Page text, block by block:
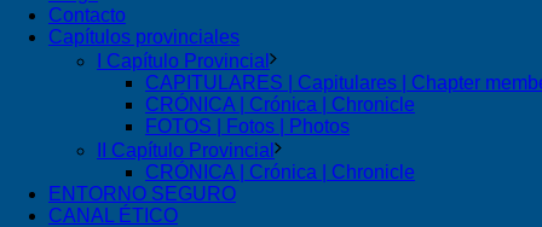
Contacto
Capítulos provinciales
I Capítulo Provincial
CAPITULARES | Capitulares | Chapter
CRÓNICA | Crónica | Chronicle
FOTOS | Fotos | Photos
II Capítulo Provincial
CRÓNICA | Crónica | Chronicle
ENTORNO SEGURO
CANAL ÉTICO